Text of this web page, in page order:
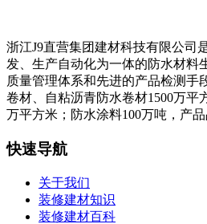
浙江J9直营集团建材科技有限公司
发、生产自动化为一体的防水材料
质量管理体系和先进的产品检测手
卷材、自粘沥青防水卷材1500万平
万平方米；防水涂料100万吨，产品
快速导航
关于我们
装修建材知识
装修建材百科